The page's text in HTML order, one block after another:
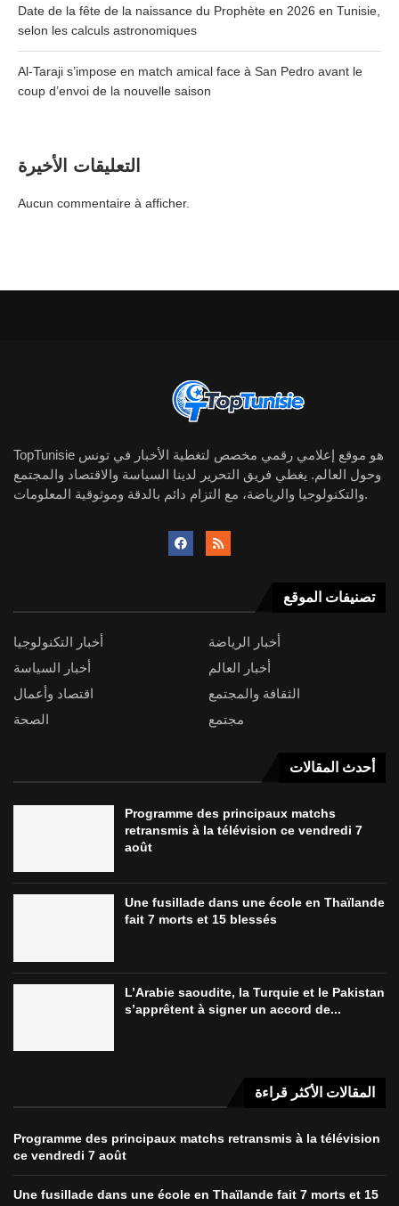
Date de la fête de la naissance du Prophète en 2026 en Tunisie,
selon les calculs astronomiques
Al-Taraji s’impose en match amical face à San Pedro avant le
coup d’envoi de la nouvelle saison
التعليقات الأخيرة
Aucun commentaire à afficher.
TopTunisie هو موقع إعلامي رقمي مخصص لتغطية الأخبار في تونس
وحول العالم. يغطي فريق التحرير لدينا السياسة والاقتصاد والمجتمع
والتكنولوجيا والرياضة، مع التزام دائم بالدقة وموثوقية المعلومات.
تصنيفات الموقع
أخبار التكنولوجيا
أخبار الرياضة
أخبار السياسة
أخبار العالم
اقتصاد وأعمال
الثقافة والمجتمع
الصحة
مجتمع
أحدث المقالات
Programme des principaux matchs
retransmis à la télévision ce vendredi 7
août
Une fusillade dans une école en Thaïlande
fait 7 morts et 15 blessés
L’Arabie saoudite, la Turquie et le Pakistan
s’apprêtent à signer un accord de...
المقالات الأكثر قراءة
Programme des principaux matchs retransmis à la télévision
ce vendredi 7 août
Une fusillade dans une école en Thaïlande fait 7 morts et 15